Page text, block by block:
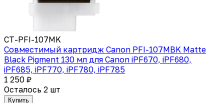
CT-PFI-107MK
Совместимый картридж Canon PFI-107MBK Matte
Black Pigment 130 мл для Canon iPF670, iPF680,
iPF685, iPF770, iPF780, iPF785
1 250 ₽
Осталось 2 шт
Купить